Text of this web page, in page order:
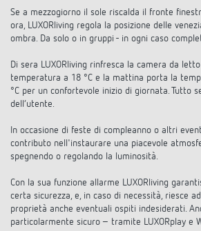
Rilevatore di presenza e
movimento
Se a mezzogiorno il sole riscalda il fronte
ora, LUXORliving regola la posizione delle
ombra. Da solo o in gruppi - in ogni caso
Di sera LUXORliving rinfresca la camera da
temperatura a 18 °C e la mattina porta la
°C per un confortevole inizio di giornata. Tutto
dell’utente.
In occasione di feste di compleanno o altri
contributo nell'instaurare una piacevole
spegnendo o regolando la luminosità.
Con la sua funzione allarme LUXORliving
certa sicurezza, e, in caso di necessità, riesce
proprietà anche eventuali ospiti indesiderati.
particolarmente sicuro – tramite LUXORplay e